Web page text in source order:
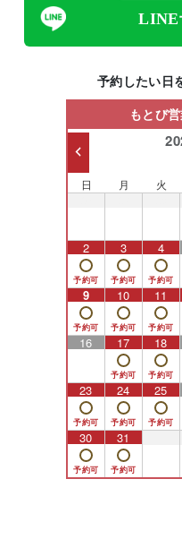
LINE
予約したい日
もとび
日 月 火
2 3 4
9 10 11
16 17 18
23 24 25
30 31